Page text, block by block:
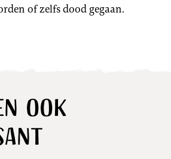
of zelfs dood gegaan.
ook